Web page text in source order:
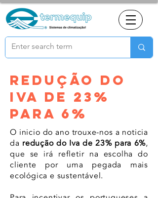
REDUÇÃO DO
IVA DE 23%
PARA 6%
O inicio do ano trouxe-nos a noticia
da redução do Iva de 23% para 6%,
que se irá refletir na escolha do
cliente por uma pegada mais
ecológica e sustentável.